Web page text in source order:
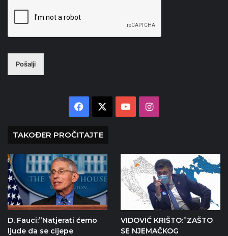
Pošalji
Facebook YouTubeInstagram
TAKOĐER PROČITAJTE
D. Fauci:”Natjerati ćemo
ljude da se cijepe
VIDOVIĆ KRIŠTO:”ZAŠTO
SE NJEMAČKOG